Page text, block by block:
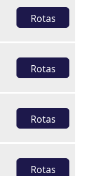
Rotas
Rotas
Rotas
Rotas